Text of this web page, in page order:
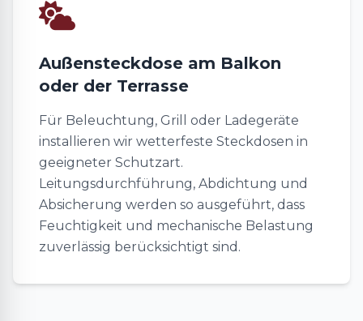
Außensteckdose am Balkon
oder der Terrasse
Für Beleuchtung, Grill oder Ladegeräte
installieren wir wetterfeste Steckdosen in
geeigneter Schutzart.
Leitungsdurchführung, Abdichtung und
Absicherung werden so ausgeführt, dass
Feuchtigkeit und mechanische Belastung
zuverlässig berücksichtigt sind.